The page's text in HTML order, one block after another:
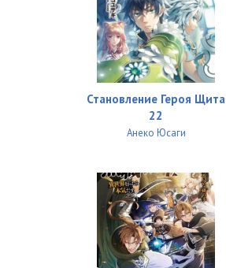
Глава 0029
Глава 0030
Глава 0031
Глава 0032
Глава 0033
Глава 0034
Глава 0035
Глава 0036
Становление Героя Щита
22
Анеко Юсаги